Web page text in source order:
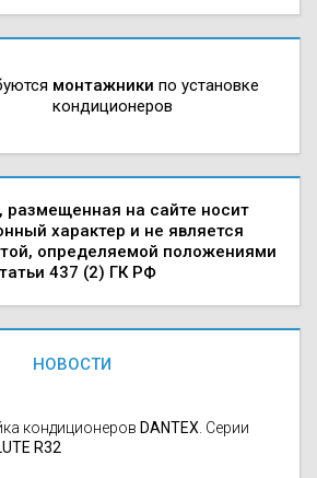
монтажники по установке
кондиционеров
на сайте носит
характер и не является
определяемой положениями
437 (2) ГК РФ
НОВОСТИ
кондиционеров DANTEX . Серии
R32